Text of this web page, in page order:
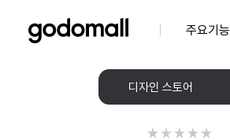
주요기능
디자인 스토어